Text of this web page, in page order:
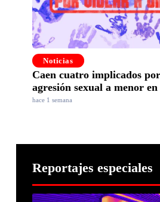
Noticias
Caen cuatro implicados
agresión sexual a menor
hace 1 semana
Reportajes especiales